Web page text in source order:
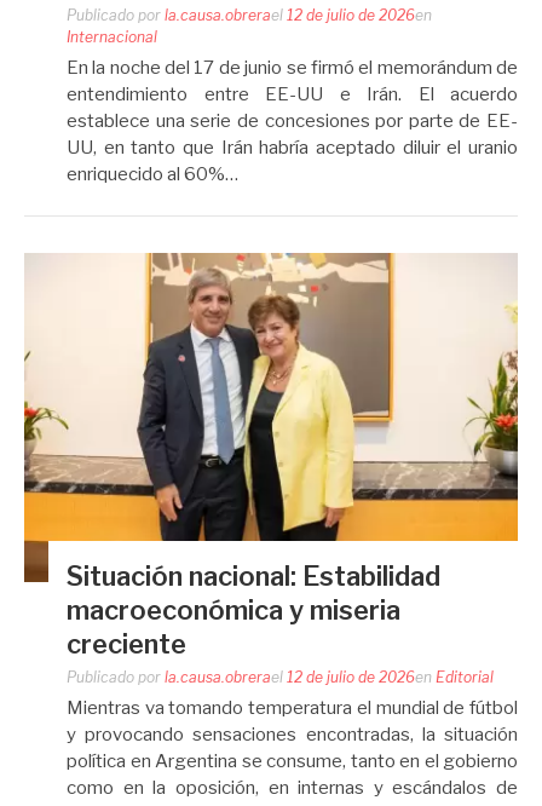
Publicado por la.causa.obrerael 12 de julio de 2026en
Internacional
En la noche del 17 de junio se firmó el memorándum de
entendimiento entre EE-UU e Irán. El acuerdo
establece una serie de concesiones por parte de EE-
UU, en tanto que Irán habría aceptado diluir el uranio
enriquecido al 60%…
Situación nacional: Estabilidad
macroeconómica y miseria
creciente
Publicado por la.causa.obrerael 12 de julio de 2026en Editorial
Mientras va tomando temperatura el mundial de fútbol
y provocando sensaciones encontradas, la situación
política en Argentina se consume, tanto en el gobierno
como en la oposición, en internas y escándalos de